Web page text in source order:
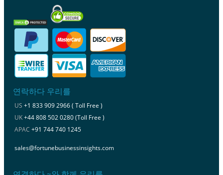
연락하다 우리를
US +1 833 909 2966 ( Toll Free )
UK+44 808 502 0280 (Toll Free )
APAC +91 744 740 1245
sales@fortunebusinessinsights.com